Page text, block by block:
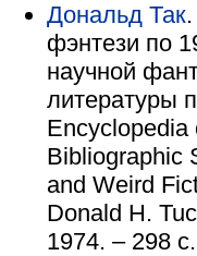
Дональд Так
фэнтези по
научной
литературы
Encyclopedia
Bibliographic
and Weird
Donald H.
1974. – 298